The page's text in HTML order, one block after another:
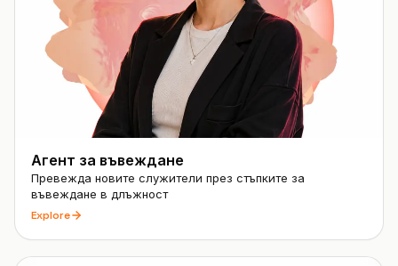
Агент за въвеждане
Превежда новите служители през стъпките за
въвеждане в длъжност
Explore